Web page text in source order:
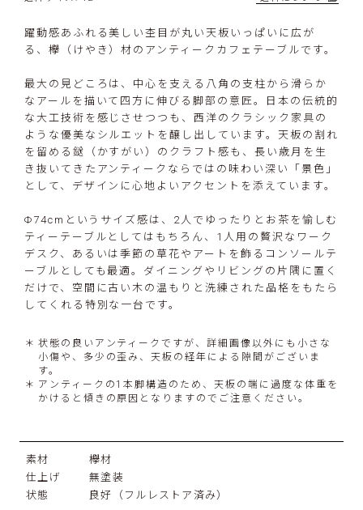
躍動感あふれる美しい杢目が丸い天板いっぱいに広が
る、欅（けやき）材のアンティークカフェテーブルです。
最大の見どころは、中心を支える八角の支柱から滑らか
なアールを描いて四方に伸びる脚部の意匠。日本の伝統的
な大工技術を感じさせつつも、西洋のクラシック家具の
ような優美なシルエットを醸し出しています。天板の割れ
を留める鎹（かすがい）のクラフト感も、長い歳月を生
き抜いてきたアンティークならではの味わい深い「景色」
として、デザインに心地よいアクセントを添えています。
Φ74cmというサイズ感は、2人でゆったりとお茶を愉しむ
ティーテーブルとしてはもちろん、1人用の贅沢なワーク
デスク、あるいは季節の草花やアートを飾るコンソールテ
ーブルとしても最適。ダイニングやリビングの片隅に置く
だけで、空間に古い木の温もりと洗練された品格をもたら
してくれる特別な一台です。
状態の良いアンティークですが、詳細画像以外にも小さな
小傷や、多少の歪み、天板の経年による隙間がございま
す。
アンティークの1本脚構造のため、天板の端に過度な体重を
かけると傾きの原因となりますのでご注意ください。
素材
欅材
仕上げ
無塗装
状態
良好（フルレストア済み）